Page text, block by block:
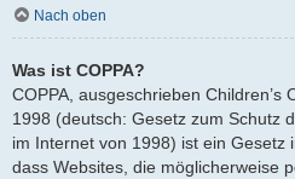
Nach oben
Was ist COPPA?
COPPA, ausgeschrieben Children’s
1998 (deutsch: Gesetz zum Schutz
im Internet von 1998) ist ein Gesetz
dass Websites, die möglicherweise